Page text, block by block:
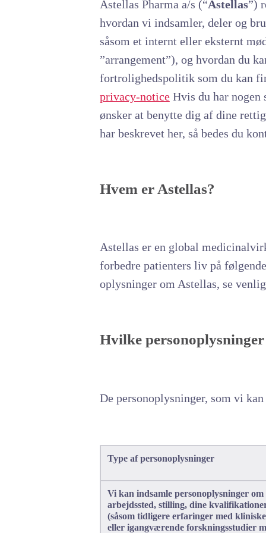
Astellas Pharma a/s (“Astellas”)
hvordan vi indsamler, deler og
såsom et internt eller eksternt
”arrangement”), og hvordan du
fortrolighedspolitik som du kan
privacy-noticeHvis du har nogen
ønsker at benytte dig af dine
har beskrevet her, så bedes du
Hvem er Astellas?
Astellas er en global
forbedre patienters liv på
oplysninger om Astellas, se
Hvilke
De personoplysninger, som vi
Type af personoplysninger
Vi kan indsamle personoplysninger
arbejdssted, stilling, dine
(såsom tidligere erfaringer med
eller igangværende forskningsstudier